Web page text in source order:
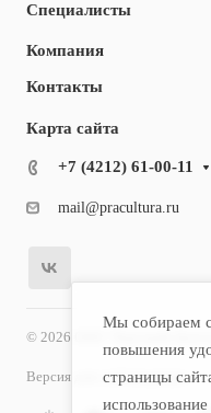
Специалисты
Компания
Контакты
Карта сайта
+7 (4212) 61-00-11
mail@pracultura.ru
© 2026 ООО "Хороший
Версия для слабовидящих
Мы собираем
повышения
страницы